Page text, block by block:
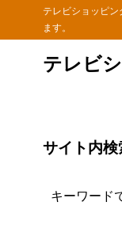
テレビショッピ
ます。
テレビ
サイト内検